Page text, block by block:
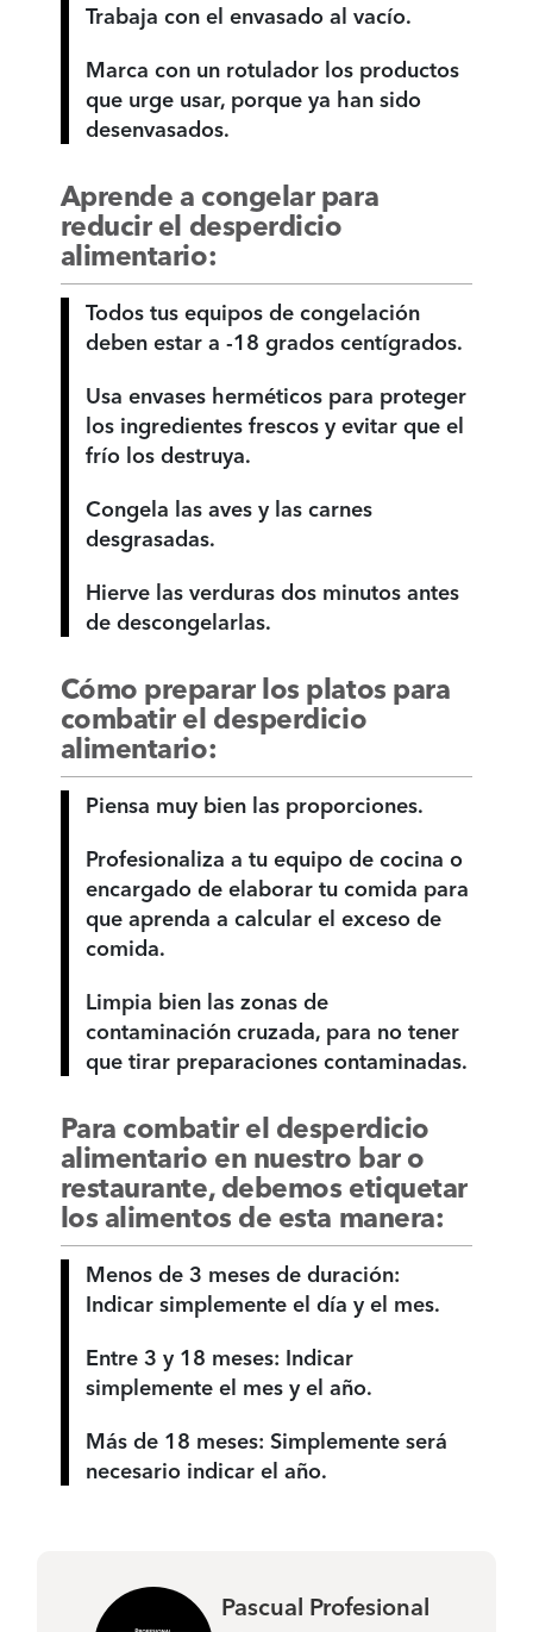
Trabaja con el envasado al vacío.
Marca con un rotulador los productos
que urge usar, porque ya han sido
desenvasados.
Aprende a congelar para
reducir el desperdicio
alimentario:
Todos tus equipos de congelación
deben estar a -18 grados centígrados.
Usa envases herméticos para proteger
los ingredientes frescos y evitar que el
frío los destruya.
Congela las aves y las carnes
desgrasadas.
Hierve las verduras dos minutos antes
de descongelarlas.
Cómo preparar los platos para
combatir el desperdicio
alimentario:
Piensa muy bien las proporciones.
Profesionaliza a tu equipo de cocina o
encargado de elaborar tu comida para
que aprenda a calcular el exceso de
comida.
Limpia bien las zonas de
contaminación cruzada, para no tener
que tirar preparaciones contaminadas.
Para combatir el desperdicio
alimentario en nuestro bar o
restaurante, debemos etiquetar
los alimentos de esta manera:
Menos de 3 meses de duración:
Indicar simplemente el día y el mes.
Entre 3 y 18 meses: Indicar
simplemente el mes y el año.
Más de 18 meses: Simplemente será
necesario indicar el año.
Pascual Profesional